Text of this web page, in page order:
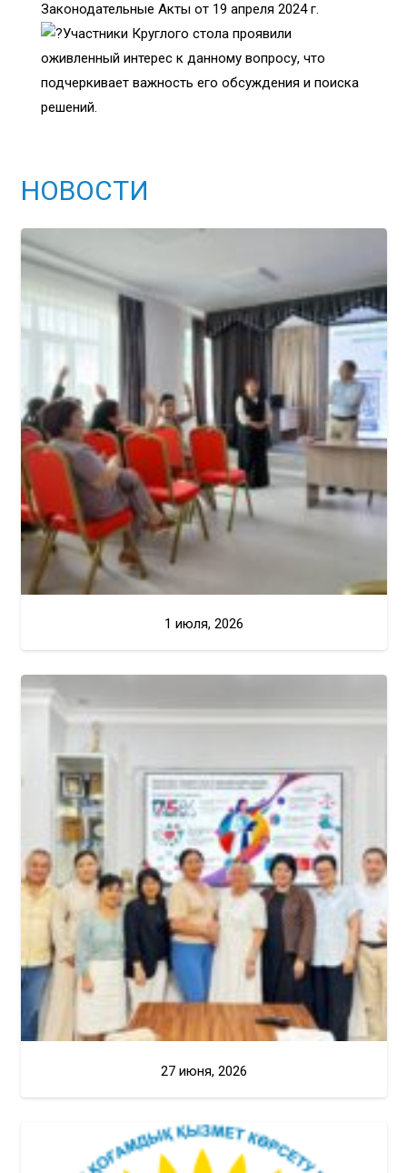
Законодательные Акты от 19 апреля 2024 г.
Участники Круглого стола проявили
оживленный интерес к данному вопросу, что
подчеркивает важность его обсуждения и поиска
решений.
НОВОСТИ
1 июля, 2026
27 июня, 2026